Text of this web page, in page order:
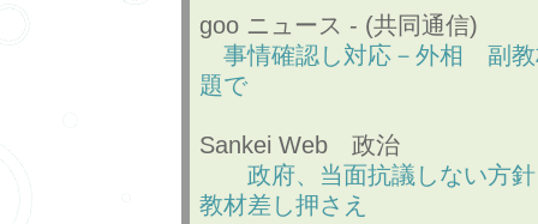
goo ニュース - (共同通信)
事情確認し対応－外相 副教
題で
Sankei Web 政治
政府、当面抗議しない方
教材差し押さえ